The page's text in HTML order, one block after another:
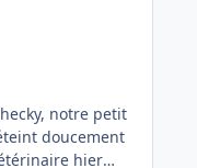
notre petit
doucement
hier